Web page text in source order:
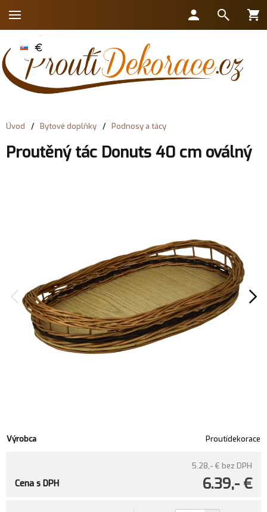
Úvod / Bytové doplňky / Podnosy a tácy
Proutěný tác Donuts 40 cm oválný
Výrobca Proutídekorace
5.28,- € bez DPH
6.39,- €
Cena s DPH